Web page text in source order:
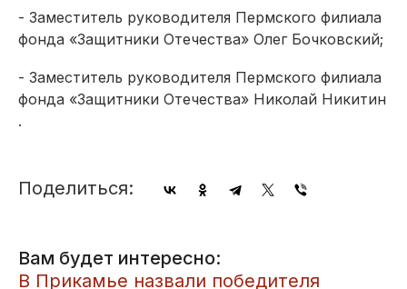
- Заместитель руководителя Пермского филиала
фонда «Защитники Отечества» Олег Бочковский;
- Заместитель руководителя Пермского филиала
фонда «Защитники Отечества» Николай Никитин
.
Поделиться:
Вам будет интересно:
​В Прикамье назвали победителя